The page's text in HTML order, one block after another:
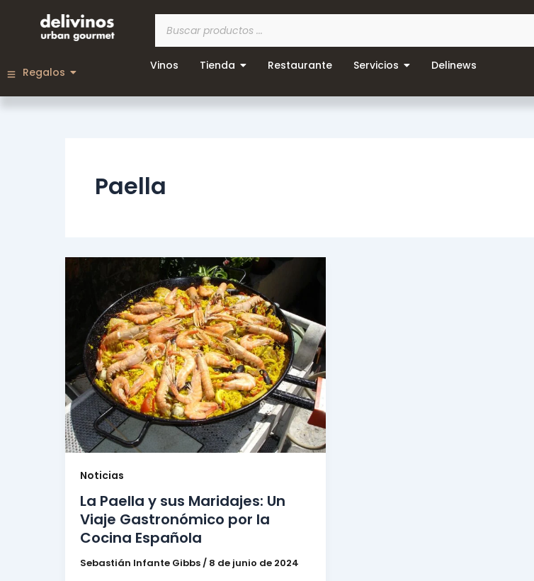
contenido
de
productos
Regalos
Vinos Tienda Restaurante Servicios Delinews
Paella
Noticias
La Paella y sus Maridajes: Un
Viaje Gastronómico por la
Cocina Española
Sebastián Infante Gibbs/ 8 de junio de 2024